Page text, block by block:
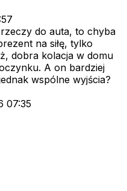
do auta, to chyba
na siłę, tylko
dobra kolacja w domu
A on bardziej
wspólne wyjścia?
07:35